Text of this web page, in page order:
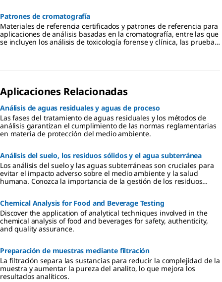
Patrones de cromatografía
Materiales de referencia certificados y patrones de referencia para
aplicaciones de análisis basadas en la cromatografía, entre las que
se incluyen los análisis de toxicología forense y clínica, las pruebas
Aplicaciones Relacionadas
Análisis de aguas residuales y aguas de proceso​
Las fases del tratamiento de aguas residuales y los métodos de
análisis garantizan el cumplimiento de las normas reglamentarias
en materia de protección del medio ambiente.
Análisis del suelo, los residuos sólidos y el agua subterránea
Los análisis del suelo y las aguas subterráneas son cruciales para
evitar el impacto adverso sobre el medio ambiente y la salud
humana. Conozca la importancia de la gestión de los residuos
subterráneas.
Chemical Analysis for Food and Beverage Testing
Discover the application of analytical techniques involved in the
chemical analysis of food and beverages for safety, authenticity,
and quality assurance.
Preparación de muestras mediante filtración
La filtración separa las sustancias para reducir la complejidad de la
muestra y aumentar la pureza del analito, lo que mejora los
resultados analíticos.